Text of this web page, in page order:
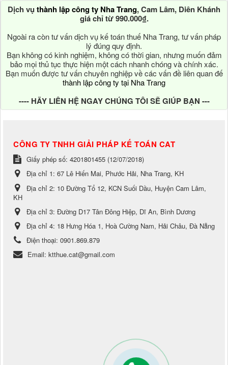
Dịch vụ thành lập công ty Nha Trang, Cam Lâm, Diên Khánh
giá chỉ từ 990.000₫.
Ngoài ra còn tư vấn dịch vụ kế toán thuế Nha Trang, tư vấn pháp
lý đúng quy định.
Bạn không có kinh nghiệm, không có thời gian, nhưng muốn đảm
bảo mọi thủ tục thực hiện một cách nhanh chóng và chính xác.
Bạn muốn được tư vấn chuyên nghiệp về các vấn đề liên quan đế
thành lập công ty tại Nha Trang
---- HÃY LIÊN HỆ NGAY CHÚNG TÔI SẼ GIÚP BẠN ---
CÔNG TY TNHH GIẢI PHÁP KẾ TOÁN CAT
Giấy phép số: 4201801455 (12/07/2018)
Địa chỉ 1: 67 Lê Hiến Mai, Phước Hải, Nha Trang, KH
Địa chỉ 2: 10 Đường Tổ 12, KCN Suối Dầu, Huyện Cam Lâm,
KH
Địa chỉ 3: Đường D17 Tân Đông Hiệp, Dĩ An, Bình Dương
Địa chỉ 4: 18 Hưng Hóa 1, Hoà Cường Nam, Hải Châu, Đà Nẵng
Điện thoại: 0901.869.879
Email: ktthue.cat@gmail.com